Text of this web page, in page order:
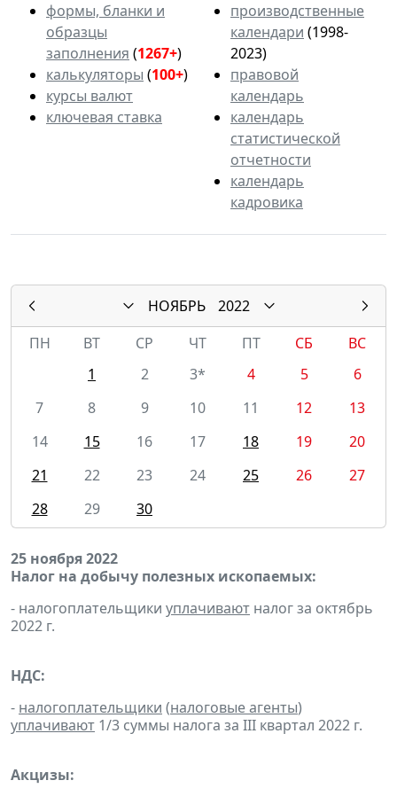
формы, бланки и
образцы
заполнения (1267+)
калькуляторы (100+)
курсы валют
ключевая ставка
производственные
календари (1998-
2023)
правовой
календарь
календарь
статистической
отчетности
календарь
кадровика
НОЯБРЬ
2022
ПН
ВТ СР ЧТ ПТ СБ
ВС
1
2 3* 4 5
6
7
8 9 10 11 12
13
14
15 16 17 18 19
20
21
22 23 24 25 26
27
28
29 30
25 ноября 2022
Налог на добычу полезных ископаемых:
- налогоплательщики уплачивают налог за октябрь
2022 г.
НДС:
- налогоплательщики (налоговые агенты)
уплачивают 1/3 суммы налога за III квартал 2022 г.
Акцизы: